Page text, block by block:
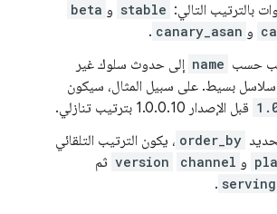
بالترتيب التالي: stable و beta
و canary_asan
.
حسب name إلى حدوث سلوك غير
سلاسل بسيط. على سبيل المثال، سيكون
قبل الإصدار 1.0.0.10 بترتيب تنازلي.
order_by ، يكون الترتيب التلقائي
و channel
version ثم
.